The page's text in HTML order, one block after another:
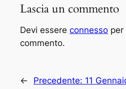
Lascia un commento
Devi essere connesso per
commento.
← Precedente: 11